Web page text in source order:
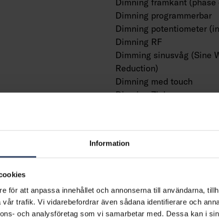
Information
för att anpassa innehållet och annonserna till användarna,
trafik. Vi vidarebefordrar även sådana identifierare och
och analysföretag som vi samarbetar med. Dessa kan i
Dimning programmerbar
Dimning potentiometer
Dimning RF
Dimming sinusvåg (Sine
Reduction)
Dimning med touch
Dimning Zigbee
Med närvaroindikator
Med rörelsesensor
Med ljussensor
Bluetoothstyrd
Kompatibel med Casambi
Kompatibel med Apple